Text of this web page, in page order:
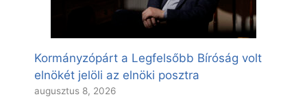
Kormányzópárt a Legfelsőbb Bíróság volt
elnökét jelöli az elnöki posztra
augusztus 8, 2026